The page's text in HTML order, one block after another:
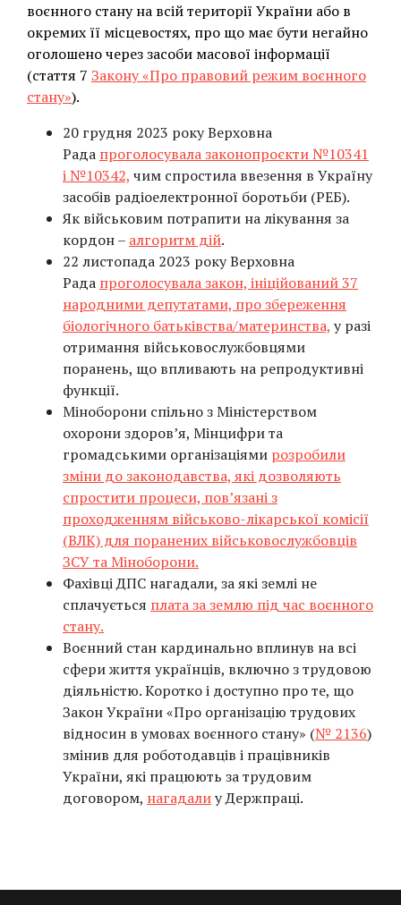
воєнного стану на всій території України або в
окремих її місцевостях, про що має бути негайно
оголошено через засоби масової інформації
(стаття 7 Закону «Про правовий режим воєнного
стану»).
20 грудня 2023 року Верховна
Рада проголосувала законопроєкти №10341
і №10342, чим спростила ввезення в Україну
засобів радіоелектронної боротьби (РЕБ).
Як військовим потрапити на лікування за
кордон – алгоритм дій.
22 листопада 2023 року Верховна
Рада проголосувала закон, ініційований 37
народними депутатами, про збереження
біологічного батьківства/материнства, у разі
отримання військовослужбовцями
поранень, що впливають на репродуктивні
функції.
Міноборони спільно з Міністерством
охорони здоров’я, Мінцифри та
громадськими організаціями розробили
зміни до законодавства, які дозволяють
спростити процеси, пов’язані з
проходженням військово-лікарської комісії
(ВЛК) для поранених військовослужбовців
ЗСУ та Міноборони.
Фахівці ДПС нагадали, за які землі не
сплачується плата за землю під час воєнного
стану.
Воєнний стан кардинально вплинув на всі
сфери життя українців, включно з трудовою
діяльністю. Коротко і доступно про те, що
Закон України «Про організацію трудових
відносин в умовах воєнного стану» (№ 2136)
змінив для роботодавців і працівників
України, які працюють за трудовим
договором, нагадалиу Держпраці.